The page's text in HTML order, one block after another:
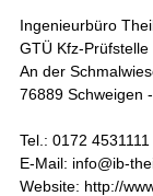
Ingenieurbüro
GTÜ Kfz-
An der
76889 Schweigen
Tel.: 0172 4531111
E-Mail: info@ib-
Website: http://